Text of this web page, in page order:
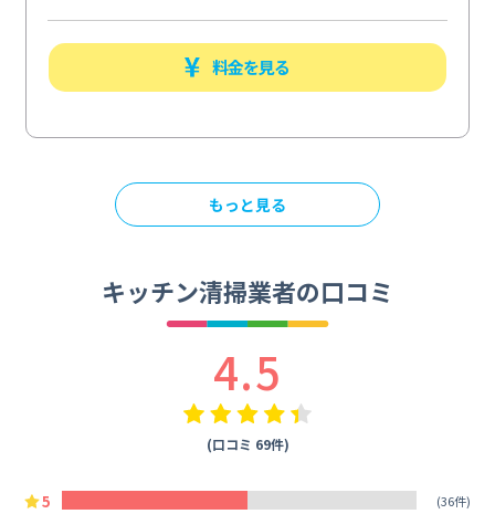
料金を見る
もっと見る
キッチン清掃業者の口コミ
4.5
(口コミ 69件)
5 (36件)